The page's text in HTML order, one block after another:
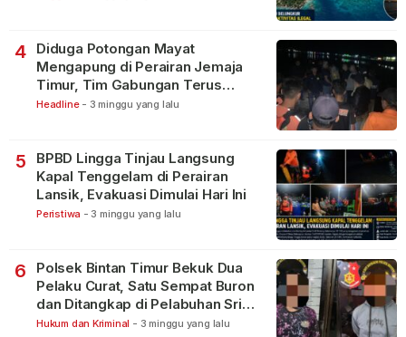
4
Diduga Potongan Mayat
Mengapung di Perairan Jemaja
Timur, Tim Gabungan Terus
Lakukan Pencarian
Headline - 3 minggu yang lalu
5
BPBD Lingga Tinjau Langsung
Kapal Tenggelam di Perairan
Lansik, Evakuasi Dimulai Hari Ini
Peristiwa - 3 minggu yang lalu
6
Polsek Bintan Timur Bekuk Dua
Pelaku Curat, Satu Sempat Buron
dan Ditangkap di Pelabuhan Sri
Bintan Pura
Hukum dan Kriminal - 3 minggu yang lalu